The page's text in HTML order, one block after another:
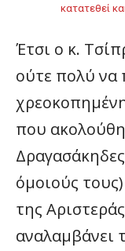
κατατεθεί
Έτσι ο κ.
ούτε πολύ να
που
όμοιούς
της
αναλαμβάνει